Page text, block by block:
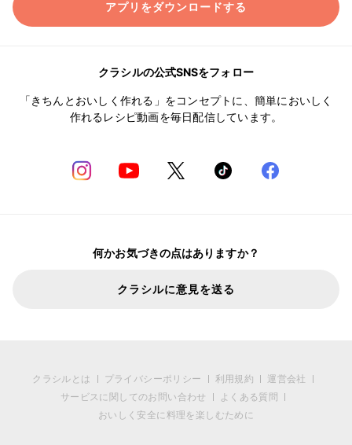
アプリをダウンロードする
クラシルの公式SNSをフォロー
「きちんとおいしく作れる」をコンセプトに、簡単においしく
作れるレシピ動画を毎日配信しています。
何かお気づきの点はありますか？
クラシルに意見を送る
クラシルとは プライバシーポリシー 利用規約
運営会社
サービスに関してのお問い合わせ
よくある質問
おいしく安全に料理を楽しむために